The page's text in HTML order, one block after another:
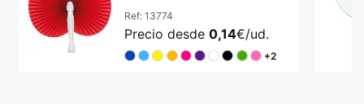
Ref: 13774
Precio desde 0,14€/ud.
+2